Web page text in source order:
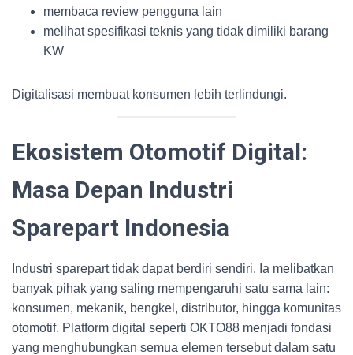
membaca review pengguna lain
melihat spesifikasi teknis yang tidak dimiliki barang
KW
Digitalisasi membuat konsumen lebih terlindungi.
Ekosistem Otomotif Digital:
Masa Depan Industri
Sparepart Indonesia
Industri sparepart tidak dapat berdiri sendiri. Ia melibatkan
banyak pihak yang saling mempengaruhi satu sama lain:
konsumen, mekanik, bengkel, distributor, hingga komunitas
otomotif. Platform digital seperti OKTO88 menjadi fondasi
yang menghubungkan semua elemen tersebut dalam satu